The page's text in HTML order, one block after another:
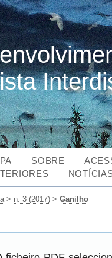
SOBRE
> n. 3 (2017) >Ganilho